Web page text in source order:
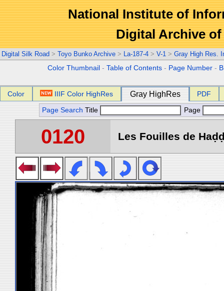
National Institute of
Digital Archive
Digital Silk Road > Toyo Bunko Archive > La-187-4 > V-1 > Gray High Res.
Color Thumbnail -Table of Contents - Page Number -
Color IIIF Color HighRes Gray HighRes PDF
Page Search Title Page
0120 Les Fouilles de